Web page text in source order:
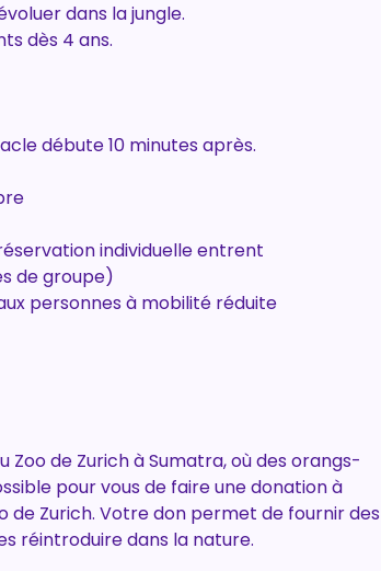
dans la jungle.
dès 4 ans.
débute 10 minutes après.
individuelle entrent
de groupe)
personnes à mobilité réduite
de Zurich à Sumatra, où des orangs-
pour vous de faire une donation à
de Zurich. Votre don permet de fournir des
réintroduire dans la nature.